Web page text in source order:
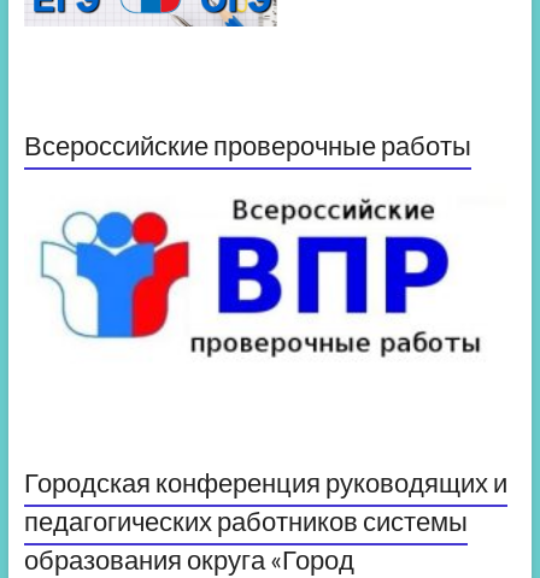
Всероссийские проверочные работы
Городская конференция руководящих и
педагогических работников системы
образования округа «Город